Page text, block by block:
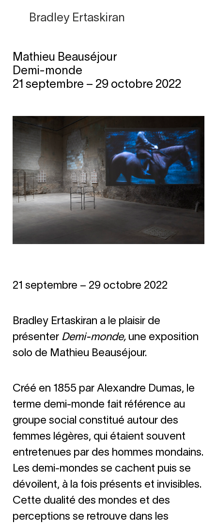
Skip
content
Bradley Ertaskiran
Mathieu Beauséjour
Demi-monde
21 septembre – 29 octobre 2022
21 septembre – 29 octobre 2022
Bradley Ertaskiran a le plaisir de
présenter Demi-monde, une exposition
solo de Mathieu Beauséjour.
Créé en 1855 par Alexandre Dumas, le
terme demi-monde fait référence au
groupe social constitué autour des
femmes légères, qui étaient souvent
entretenues par des hommes mondains.
Les demi-mondes se cachent puis se
dévoilent, à la fois présents et invisibles.
Cette dualité des mondes et des
perceptions se retrouve dans les